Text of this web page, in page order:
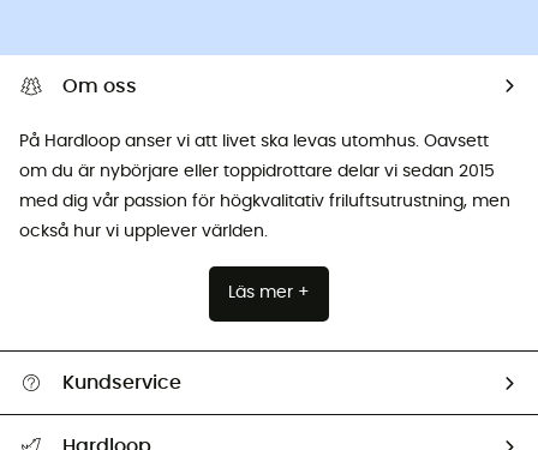
Om oss
På Hardloop anser vi att livet ska levas utomhus. Oavsett
om du är nybörjare eller toppidrottare delar vi sedan 2015
med dig vår passion för högkvalitativ friluftsutrustning, men
också hur vi upplever världen.
Läs mer +
Kundservice